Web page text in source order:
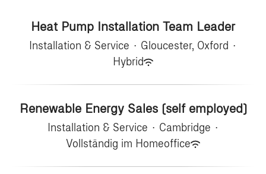
Heat Pump Installation Team Leader
Installation & Service · Gloucester, Oxford ·
Hybrid
Renewable Energy Sales (self employed)
Installation & Service · Cambridge ·
Vollständig im Homeoffice